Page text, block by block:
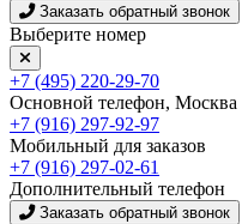
Заказать обратный звонок
Выберите номер
+7 (495) 220-29-70
Основной телефон, Москва
+7 (916) 297-92-97
Мобильный для заказов
+7 (916) 297-02-61
Дополнительный телефон
Заказать обратный звонок